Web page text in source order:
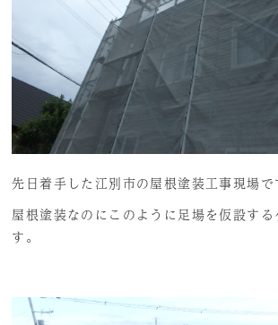
先日着手した江別市の屋根塗装工事現場で
屋根塗装なのにこのように足場を仮設する
す。